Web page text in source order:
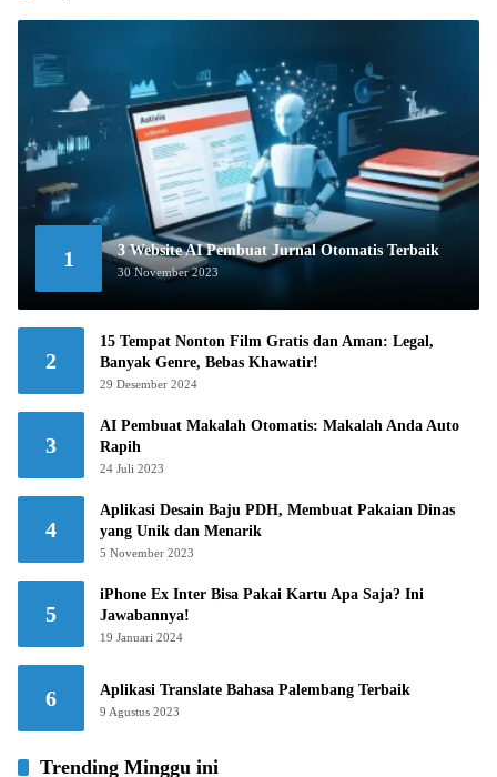
1 3 Website AI Pembuat Jurnal Otomatis Terbaik
30 November 2023
2
15 Tempat Nonton Film Gratis dan Aman: Legal,
Banyak Genre, Bebas Khawatir!
29 Desember 2024
3
AI Pembuat Makalah Otomatis: Makalah Anda Auto
Rapih
24 Juli 2023
4
Aplikasi Desain Baju PDH, Membuat Pakaian Dinas
yang Unik dan Menarik
5 November 2023
5
iPhone Ex Inter Bisa Pakai Kartu Apa Saja? Ini
Jawabannya!
19 Januari 2024
6 Aplikasi Translate Bahasa Palembang Terbaik
9 Agustus 2023
Trending Minggu ini